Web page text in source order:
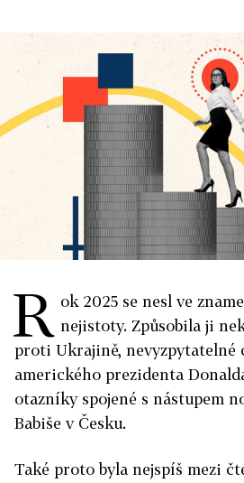
R ok 2025 se nesl ve
nejistoty. Způsobila ji
proti Ukrajině, nevyzpytatelné
amerického prezidenta
otazníky spojené s nástupem
Babiše v Česku.
Také proto byla nejspíš mezi